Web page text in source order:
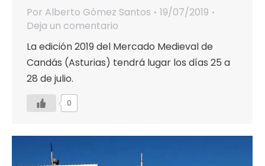
Por Alberto Gómez Santos
19/07/2019
Deja un comentario
La edición 2019 del Mercado Medieval de
Candás (Asturias) tendrá lugar los días 25 a
28 de julio.
0